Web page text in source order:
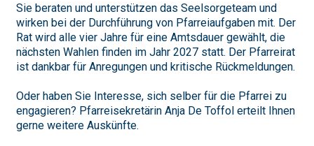
Sie beraten und unterstützen das Seelsorgeteam und
wirken bei der Durchführung von Pfarreiaufgaben mit. Der
Rat wird alle vier Jahre für eine Amtsdauer gewählt, die
nächsten Wahlen finden im Jahr 2027 statt. Der Pfarreirat
ist dankbar für Anregungen und kritische Rückmeldungen.
Oder haben Sie Interesse, sich selber für die Pfarrei zu
engagieren? Pfarreisekretärin Anja De Toffol erteilt Ihnen
gerne weitere Auskünfte.